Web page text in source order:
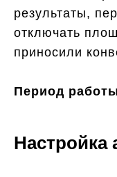
результаты,
отключать
приносили
Период
Настройка